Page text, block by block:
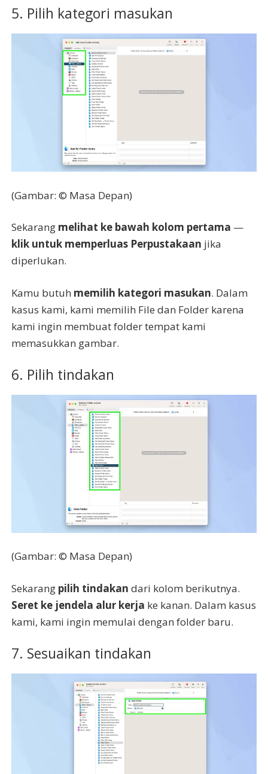
5. Pilih kategori masukan
(Gambar: © Masa Depan)
Sekarang melihat ke bawah kolom pertama —
klik untuk memperluas Perpustakaan jika
diperlukan.
Kamu butuh memilih kategori masukan. Dalam
kasus kami, kami memilih File dan Folder karena
kami ingin membuat folder tempat kami
memasukkan gambar.
6. Pilih tindakan
(Gambar: © Masa Depan)
Sekarang pilih tindakan dari kolom berikutnya.
Seret ke jendela alur kerja ke kanan. Dalam kasus
kami, kami ingin memulai dengan folder baru.
7. Sesuaikan tindakan